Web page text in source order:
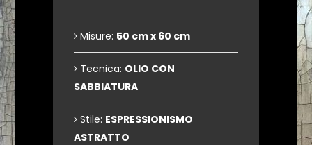
Misure: 50 cm x 60 cm
Tecnica: OLIO CON
SABBIATURA
Stile: ESPRESSIONISMO
ASTRATTO